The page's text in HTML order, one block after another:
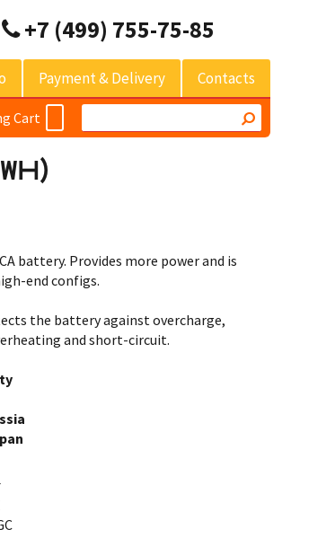
+7 (499) 755-75-85
Payment & Delivery Contacts
Cart
battery. Provides more power and is
end configs.
the battery against overcharge,
and short-circuit.